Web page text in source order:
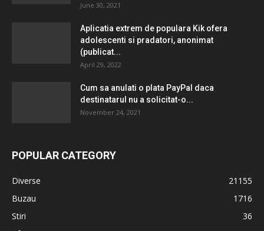
June 30, 2021
Aplicatia extrem de populara Kik ofera
adolescenti si pradatori, anonimat
(publicat...
April 29, 2022
Cum sa anulati o plata PayPal daca
destinatarul nu a solicitat-o...
November 24, 2021
POPULAR CATEGORY
Diverse
21155
Buzau
1716
Stiri
36